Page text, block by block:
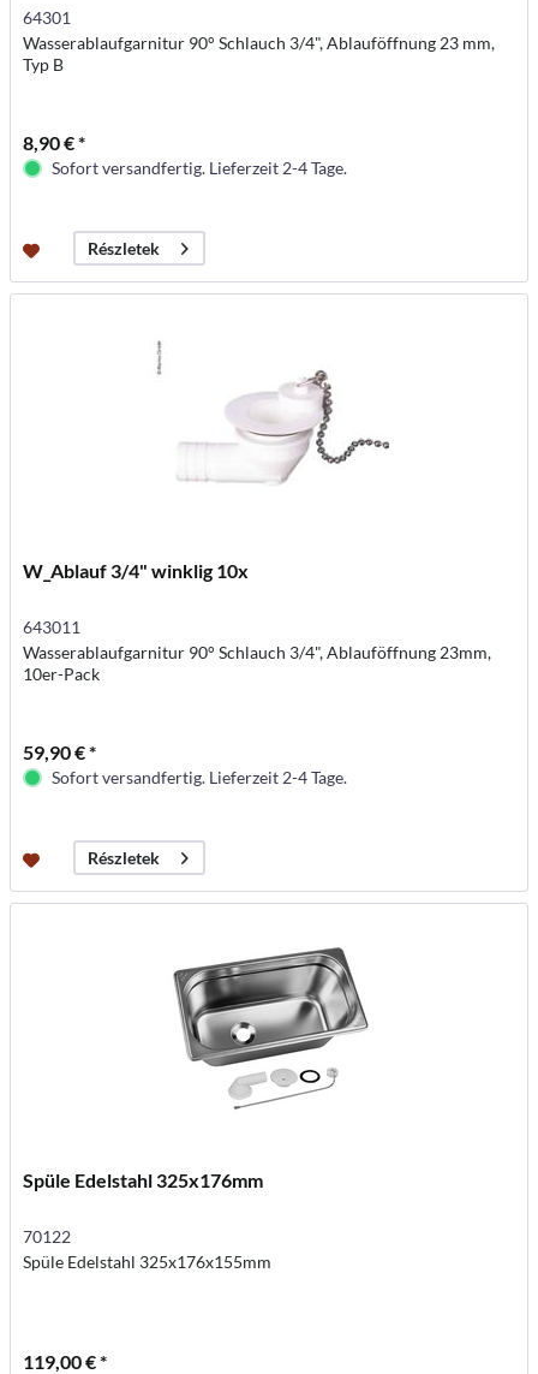
64301
Wasserablaufgarnitur 90° Schlauch 3/4", Ablauföffnung 23 mm,
Typ B
8,90 € *
Sofort versandfertig. Lieferzeit 2-4 Tage.
Részletek
W_Ablauf 3/4" winklig 10x
643011
Wasserablaufgarnitur 90° Schlauch 3/4", Ablauföffnung 23mm,
10er-Pack
59,90 € *
Sofort versandfertig. Lieferzeit 2-4 Tage.
Részletek
Spüle Edelstahl 325x176mm
70122
Spüle Edelstahl 325x176x155mm
119,00 € *